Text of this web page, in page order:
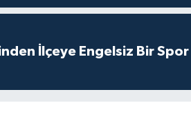
İlçeye Engelsiz Bir Spor